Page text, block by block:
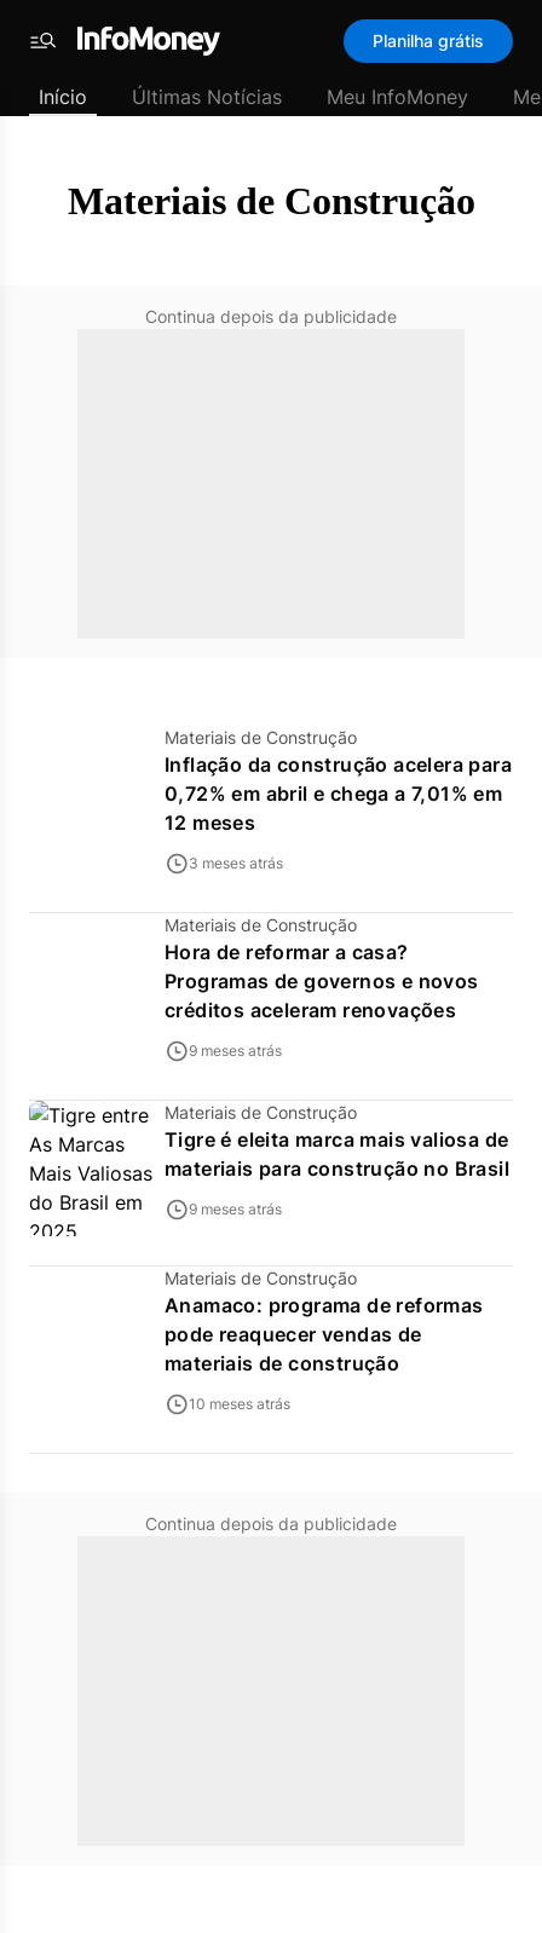
Padrão
Últimas
InfoMoney
Menu
Planilha grátis
Início Últimas Notícias Meu InfoMoney
Materiais de Construção
Continua depois da publicidade
Materiais de Construção
Inflação da construção acelera para
0,72% em abril e chega a 7,01% em
12 meses
3 meses atrás
Materiais de Construção
Hora de reformar a casa?
Programas de governos e novos
créditos aceleram renovações
9 meses atrás
Materiais de Construção
Tigre é eleita marca mais valiosa de
materiais para construção no Brasil
9 meses atrás
Materiais de Construção
Anamaco: programa de reformas
pode reaquecer vendas de
materiais de construção
10 meses atrás
Continua depois da publicidade